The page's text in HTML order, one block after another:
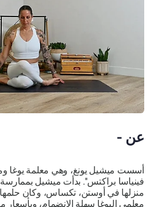
عن -
أسست ميشيل يونغ، وهي معلمة يوغا
فينياسا براكتس". بدأت ميشيل
منزلها في أوستن، تكساس، وكان
معلمي اليوغا سهلة الانضمام، وبأسعار